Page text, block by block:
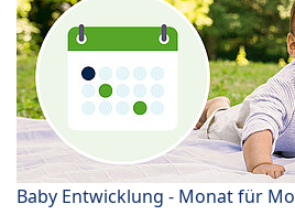
Baby Entwicklung - Monat für